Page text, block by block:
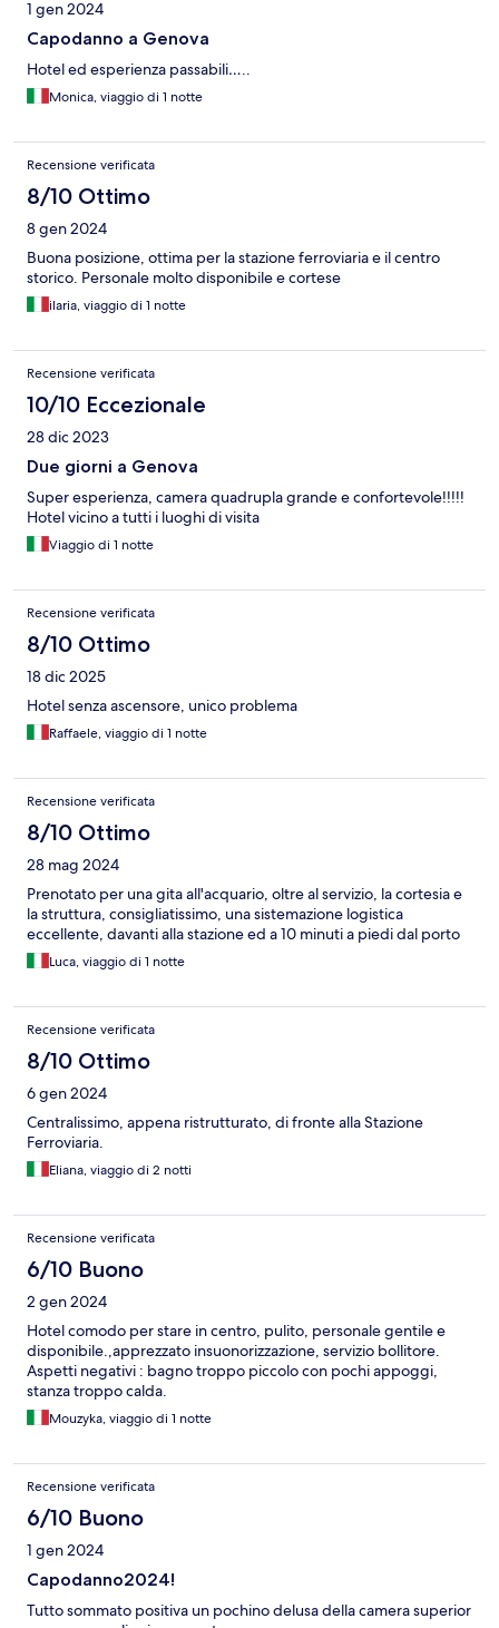
1 gen 2024
Capodanno a Genova
Hotel ed esperienza passabili…..
Monica, viaggio di 1 notte
Recensione verificata
8/10 Ottimo
8 gen 2024
Buona posizione, ottima per la stazione ferroviaria e il centro
storico. Personale molto disponibile e cortese
ilaria, viaggio di 1 notte
Recensione verificata
10/10 Eccezionale
28 dic 2023
Due giorni a Genova
Super esperienza, camera quadrupla grande e confortevole!!!!!
Hotel vicino a tutti i luoghi di visita
Viaggio di 1 notte
Recensione verificata
8/10 Ottimo
18 dic 2025
Hotel senza ascensore, unico problema
Raffaele, viaggio di 1 notte
Recensione verificata
8/10 Ottimo
28 mag 2024
Prenotato per una gita all'acquario, oltre al servizio, la cortesia e
la struttura, consigliatissimo, una sistemazione logistica
eccellente, davanti alla stazione ed a 10 minuti a piedi dal porto
Luca, viaggio di 1 notte
Recensione verificata
8/10 Ottimo
6 gen 2024
Centralissimo, appena ristrutturato, di fronte alla Stazione
Ferroviaria.
Eliana, viaggio di 2 notti
Recensione verificata
6/10 Buono
2 gen 2024
Hotel comodo per stare in centro, pulito, personale gentile e
disponibile.,apprezzato insuonorizzazione, servizio bollitore.
Aspetti negativi : bagno troppo piccolo con pochi appoggi,
stanza troppo calda.
Mouzyka, viaggio di 1 notte
Recensione verificata
6/10 Buono
1 gen 2024
Capodanno2024!
Tutto sommato positiva un pochino delusa della camera superior